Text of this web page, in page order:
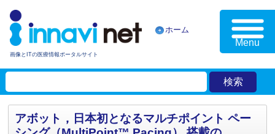
画像とITの医療情報ポータルサイト
ホーム
Menu
アボット，日本初となるマルチポイント ペー